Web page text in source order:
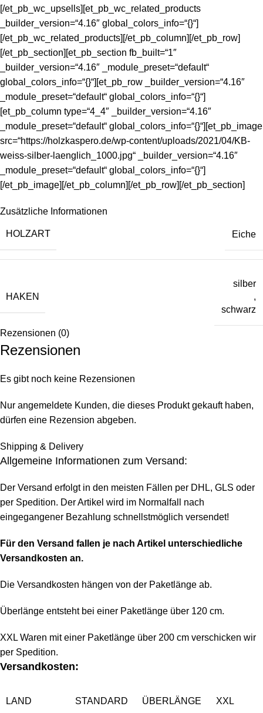
[/et_pb_wc_upsells][et_pb_wc_related_products
_builder_version=“4.16″ global_colors_info=“{}“]
[/et_pb_wc_related_products][/et_pb_column][/et_pb_row]
[/et_pb_section][et_pb_section fb_built=“1″
_builder_version=“4.16″ _module_preset=“default“
global_colors_info=“{}“][et_pb_row _builder_version=“4.16″
_module_preset=“default“ global_colors_info=“{}“]
[et_pb_column type=“4_4″ _builder_version=“4.16″
_module_preset=“default“ global_colors_info=“{}“][et_pb_image
src=“https://holzkaspero.de/wp-content/uploads/2021/04/KB-
weiss-silber-laenglich_1000.jpg“ _builder_version=“4.16″
_module_preset=“default“ global_colors_info=“{}“]
[/et_pb_image][/et_pb_column][/et_pb_row][/et_pb_section]
Zusätzliche Informationen
HOLZART Eiche
HAKEN
silber
,
schwarz
Rezensionen (0)
Rezensionen
Es gibt noch keine Rezensionen
Nur angemeldete Kunden, die dieses Produkt gekauft haben,
dürfen eine Rezension abgeben.
Shipping & Delivery
Allgemeine Informationen zum Versand:
Der Versand erfolgt in den meisten Fällen per DHL, GLS oder
per Spedition. Der Artikel wird im Normalfall nach
eingegangener Bezahlung schnellstmöglich versendet!
Für den Versand fallen je nach Artikel unterschiedliche
Versandkosten an.
Die Versandkosten hängen von der Paketlänge ab.
Überlänge entsteht bei einer Paketlänge über 120 cm.
XXL Waren mit einer Paketlänge über 200 cm verschicken wir
per Spedition.
Versandkosten:
LAND STANDARD ÜBERLÄNGE XXL